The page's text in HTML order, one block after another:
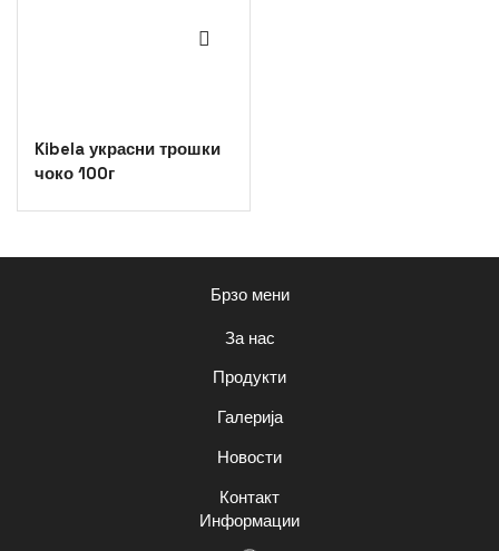
Kibela украсни трошки
чоко 100г
Брзо мени
За нас
Продукти
Галерија
Новости
Контакт
Информации